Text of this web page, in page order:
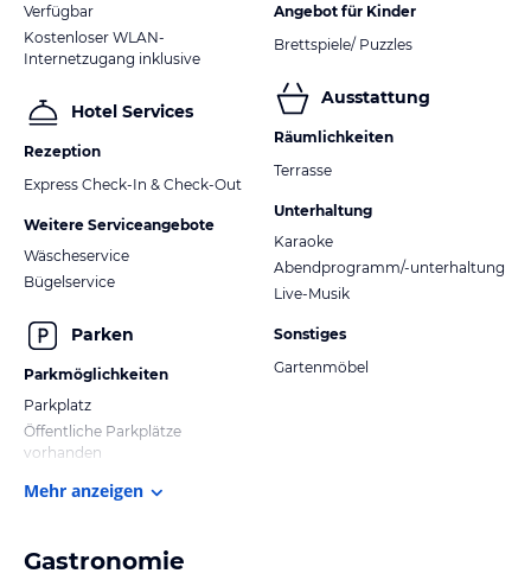
Verfügbar
Kostenloser WLAN-
Internetzugang inklusive
Hotel Services
Rezeption
Express Check-In & Check-Out
Weitere Serviceangebote
Wäscheservice
Bügelservice
Parken
Parkmöglichkeiten
Parkplatz
Öffentliche Parkplätze
vorhanden
Angebot für Kinder
Brettspiele/ Puzzles
Ausstattung
Räumlichkeiten
Terrasse
Unterhaltung
Karaoke
Abendprogramm/-unterhaltung
Live-Musik
Sonstiges
Gartenmöbel
Mehr anzeigen
Gastronomie